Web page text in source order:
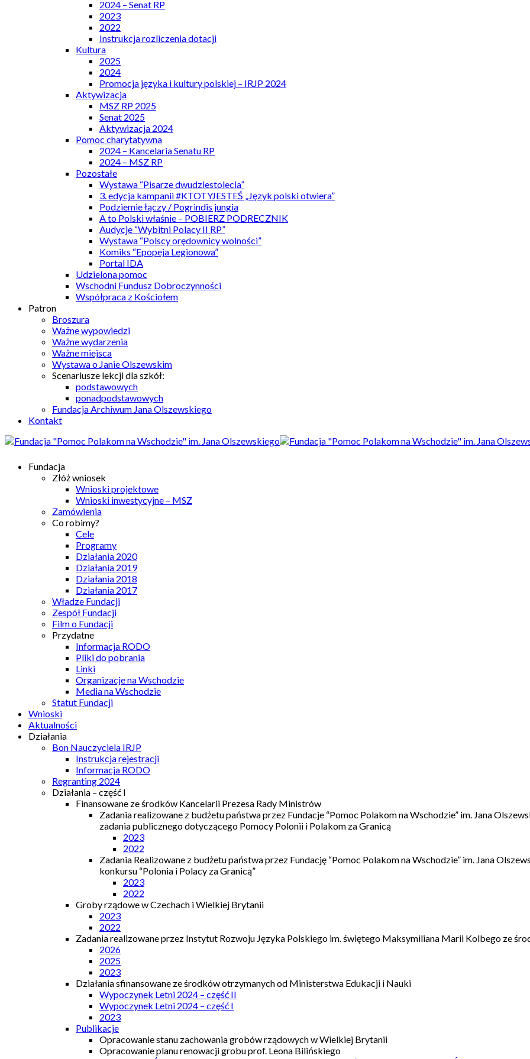
2024 – Senat RP
2023
2022
Instrukcja rozliczenia dotacji
Kultura
2025
2024
Promocja języka i kultury polskiej – IRJP 2024
Aktywizacja
MSZ RP 2025
Senat 2025
Aktywizacja 2024
Pomoc charytatywna
2024 – Kancelaria Senatu RP
2024 – MSZ RP
Pozostałe
Wystawa “Pisarze dwudziestolecia”
3. edycja kampanii #KTOTYJESTEŚ „Język polski otwiera”
Podziemie łączy / Pogrindis jungia
A to Polski właśnie – POBIERZ PODRECZNIK
Audycje “Wybitni Polacy II RP”
Wystawa “Polscy orędownicy wolności”
Komiks “Epopeja Legionowa”
Portal IDA
Udzielona pomoc
Wschodni Fundusz Dobroczynności
Współpraca z Kościołem
Patron
Broszura
Ważne wypowiedzi
Ważne wydarzenia
Ważne miejsca
Wystawa o Janie Olszewskim
Scenariusze lekcji dla szkół:
podstawowych
ponadpodstawowych
Fundacja Archiwum Jana Olszewskiego
Kontakt
Fundacja
Złóż wniosek
Wnioski projektowe
Wnioski inwestycyjne – MSZ
Zamówienia
Co robimy?
Cele
Programy
Działania 2020
Działania 2019
Działania 2018
Działania 2017
Władze Fundacji
Zespół Fundacji
Film o Fundacji
Przydatne
Informacja RODO
Pliki do pobrania
Linki
Organizacje na Wschodzie
Media na Wschodzie
Statut Fundacji
Wnioski
Aktualności
Działania
Bon Nauczyciela IRJP
Instrukcja rejestracji
Informacja RODO
Regranting 2024
Działania – część I
Finansowane ze środków Kancelarii Prezesa Rady Ministrów
Zadania realizowane z budżetu państwa przez Fundacje “Pomoc Polakom na Wschodzie” im. Jana
zadania publicznego dotyczącego Pomocy Polonii i Polakom za Granicą
2023
2022
Zadania Realizowane z budżetu państwa przez Fundację “Pomoc Polakom na Wschodzie” im. Jana
konkursu “Polonia i Polacy za Granicą”
2023
2022
Groby rządowe w Czechach i Wielkiej Brytanii
2023
2022
Zadania realizowane przez Instytut Rozwoju Języka Polskiego im. świętego Maksymiliana Marii Kolbego ze
2026
2025
2023
Działania sfinansowane ze środków otrzymanych od Ministerstwa Edukacji i Nauki
Wypoczynek Letni 2024 – część II
Wypoczynek Letni 2024 – część I
2023
Publikacje
Opracowanie stanu zachowania grobów rządowych w Wielkiej Brytanii
Opracowanie planu renowacji grobu prof. Leona Bilińskiego